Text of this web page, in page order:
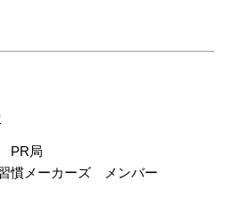
PR局
慣メーカーズ メンバー